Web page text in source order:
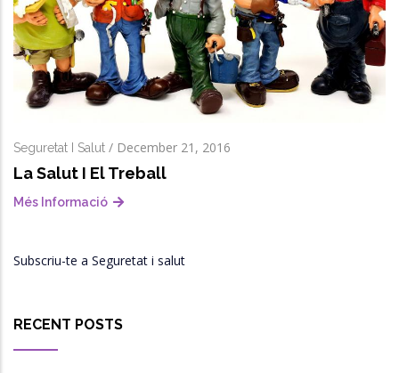
Seguretat I Salut / December 21, 2016
La Salut I El Treball
Més Informació
Subscriu-te a Seguretat i salut
RECENT POSTS